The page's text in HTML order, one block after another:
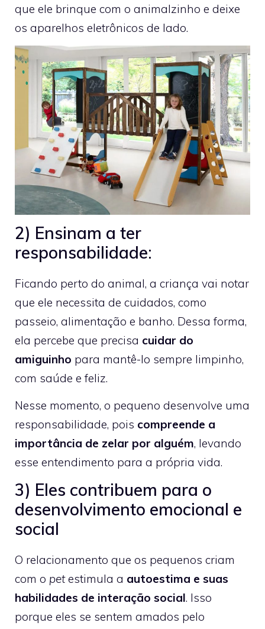
que ele brinque com o animalzinho e deixe
os aparelhos eletrônicos de lado.
2) Ensinam a ter
responsabilidade:
Ficando perto do animal, a criança vai notar
que ele necessita de cuidados, como
passeio, alimentação e banho. Dessa forma,
ela percebe que precisa cuidar do
amiguinho para mantê-lo sempre limpinho,
com saúde e feliz.
Nesse momento, o pequeno desenvolve uma
responsabilidade, pois compreende a
importância de zelar por alguém, levando
esse entendimento para a própria vida.
3) Eles contribuem para o
desenvolvimento emocional e
social
O relacionamento que os pequenos criam
com o petestimula a autoestima e suas
habilidades de interação social. Isso
porque eles se sentem amados pelo